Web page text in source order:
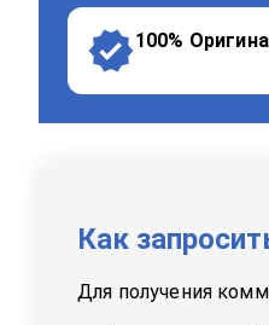
100%
Как
Для получения